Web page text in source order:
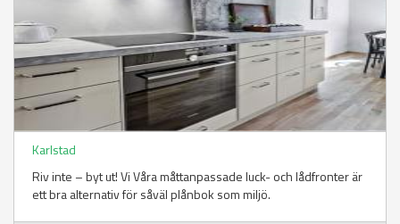
Karlstad
Riv inte – byt ut! Vi Våra måttanpassade luck- och lådfronter är
ett bra alternativ för såväl plånbok som miljö.